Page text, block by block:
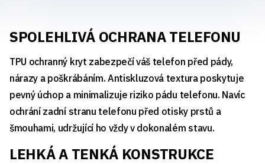
SPOLEHLIVÁ OCHRANA TELEFONU
TPU ochranný kryt zabezpečí váš telefon před pády,
nárazy a poškrábáním. Antiskluzová textura poskytuje
pevný úchop a minimalizuje riziko pádu telefonu. Navíc
ochrání zadní stranu telefonu před otisky prstů a
šmouhami, udržující ho vždy v dokonalém stavu.
LEHKÁ A TENKÁ KONSTRUKCE